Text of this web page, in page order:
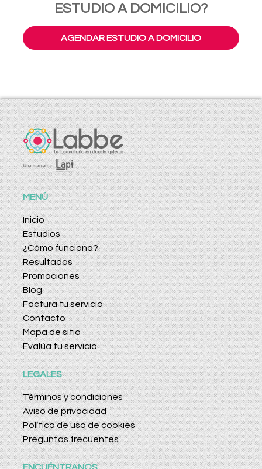
ESTUDIO A DOMICILIO?
AGENDAR ESTUDIO A DOMICILIO
MENÚ
Inicio
Estudios
¿Cómo funciona?
Resultados
Promociones
Blog
Factura tu servicio
Contacto
Mapa de sitio
Evalúa tu servicio
LEGALES
Términos y condiciones
Aviso de privacidad
Política de uso de cookies
Preguntas frecuentes